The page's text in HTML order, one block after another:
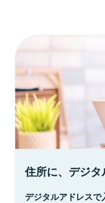
住所に、デジタ
デジタルアドレスで